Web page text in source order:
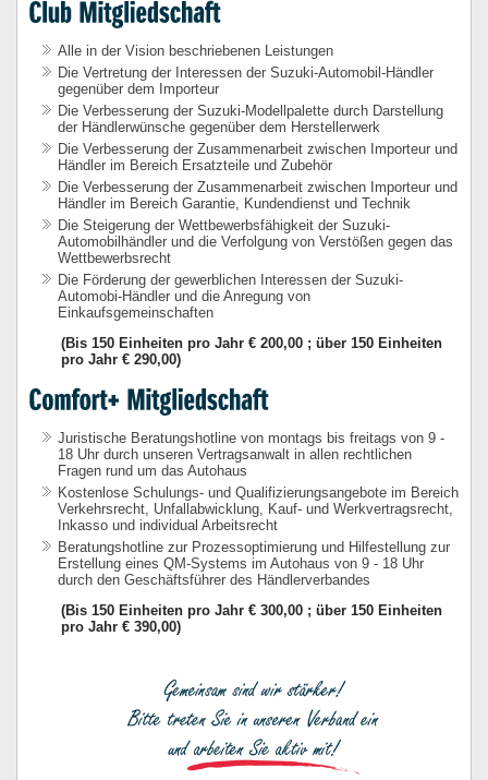
Alle in der Vision beschriebenen Leistungen
Die Vertretung der Interessen der Suzuki-Automobil-Händler
gegenüber dem Importeur
Die Verbesserung der Suzuki-Modellpalette durch Darstellung
der Händlerwünsche gegenüber dem Herstellerwerk
Die Verbesserung der Zusammenarbeit zwischen Importeur und
Händler im Bereich Ersatzteile und Zubehör
Die Verbesserung der Zusammenarbeit zwischen Importeur und
Händler im Bereich Garantie, Kundendienst und Technik
Die Steigerung der Wettbewerbsfähigkeit der Suzuki-
Automobilhändler und die Verfolgung von Verstößen gegen das
Wettbewerbsrecht
Die Förderung der gewerblichen Interessen der Suzuki-
Automobi-Händler und die Anregung von
Einkaufsgemeinschaften
(Bis 150 Einheiten pro Jahr € 200,00 ; über 150 Einheiten
pro Jahr € 290,00)
Juristische Beratungshotline von montags bis freitags von 9 -
18 Uhr durch unseren Vertragsanwalt in allen rechtlichen
Fragen rund um das Autohaus
Kostenlose Schulungs- und Qualifizierungsangebote im Bereich
Verkehrsrecht, Unfallabwicklung, Kauf- und Werkvertragsrecht,
Inkasso und individual Arbeitsrecht
Beratungshotline zur Prozessoptimierung und Hilfestellung zur
Erstellung eines QM-Systems im Autohaus von 9 - 18 Uhr
durch den Geschäftsführer des Händlerverbandes
(Bis 150 Einheiten pro Jahr € 300,00 ; über 150 Einheiten
pro Jahr € 390,00)